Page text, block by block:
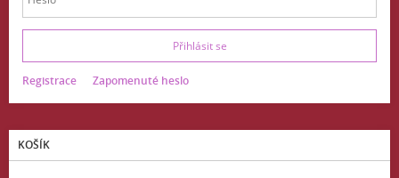
Registrace Zapomenuté heslo
KOŠÍK